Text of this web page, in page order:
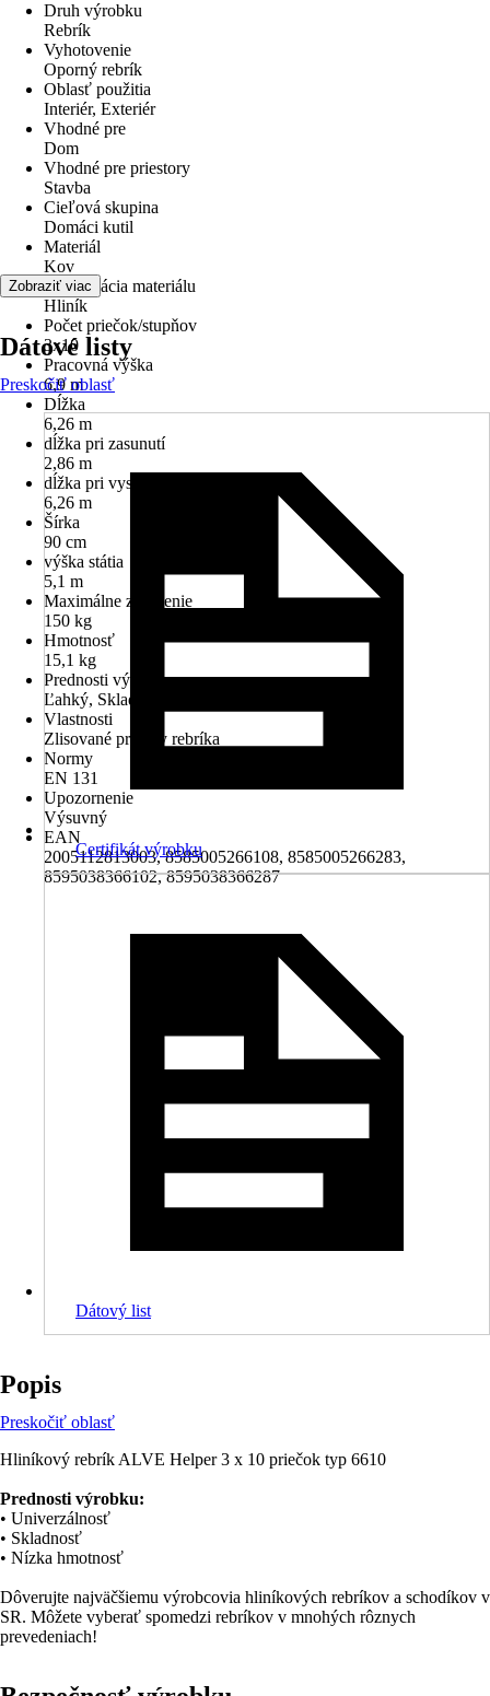
Druh výrobku
Rebrík
Vyhotovenie
Oporný rebrík
Oblasť použitia
Interiér, Exteriér
Vhodné pre
Dom
Vhodné pre priestory
Stavba
Cieľová skupina
Domáci kutil
Materiál
Kov
Špecifikácia materiálu
Hliník
Počet priečok/stupňov
3x10
Pracovná výška
6,9 m
Dĺžka
6,26 m
dĺžka pri zasunutí
2,86 m
dĺžka pri vysunutí
6,26 m
Šírka
90 cm
výška státia
5,1 m
Maximálne zaťaženie
150 kg
Hmotnosť
15,1 kg
Prednosti výrobku
Ľahký, Skladný, Univerzálny
Vlastnosti
Zlisované priečky rebríka
Normy
EN 131
Upozornenie
Výsuvný
EAN
2005112813003, 8585005266108, 8585005266283,
8595038366102, 8595038366287
Zobraziť viac
Dátové listy
Preskočiť oblasť
Certifikát výrobku
Dátový list
Popis
Preskočiť oblasť
Hliníkový rebrík ALVE Helper 3 x 10 priečok typ 6610
Prednosti výrobku:
• Univerzálnosť
• Skladnosť
• Nízka hmotnosť
Dôverujte najväčšiemu výrobcovia hliníkových rebríkov a schodíkov v
SR. Môžete vyberať spomedzi rebríkov v mnohých rôznych
prevedeniach!